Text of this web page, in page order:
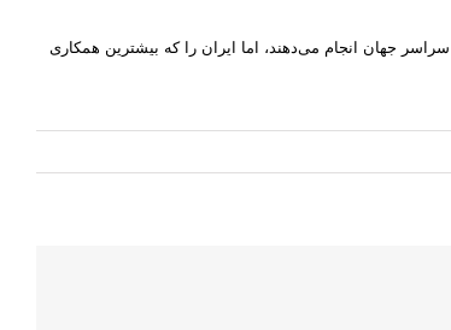
جهان انجام می‌دهند، اما ایران را که بیشترین همکاری